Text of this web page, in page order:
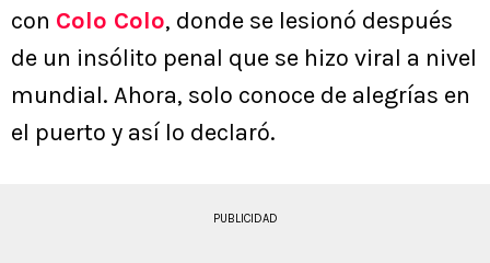
con Colo Colo, donde se lesionó después
de un insólito penal que se hizo viral a nivel
mundial. Ahora, solo conoce de alegrías en
el puerto y así lo declaró.
PUBLICIDAD